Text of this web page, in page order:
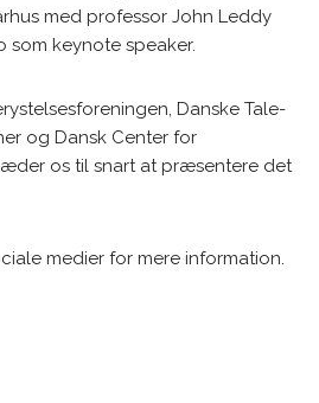
med professor John Leddy
som keynote speaker.
Danske Tale-
og Dansk Center for
os til snart at præsentere det
medier for mere information.